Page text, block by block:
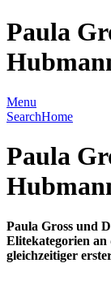
Paula
Menu
SearchHome
Paula
Paula Gross und
Elitekategorien an
gleichzeitiger